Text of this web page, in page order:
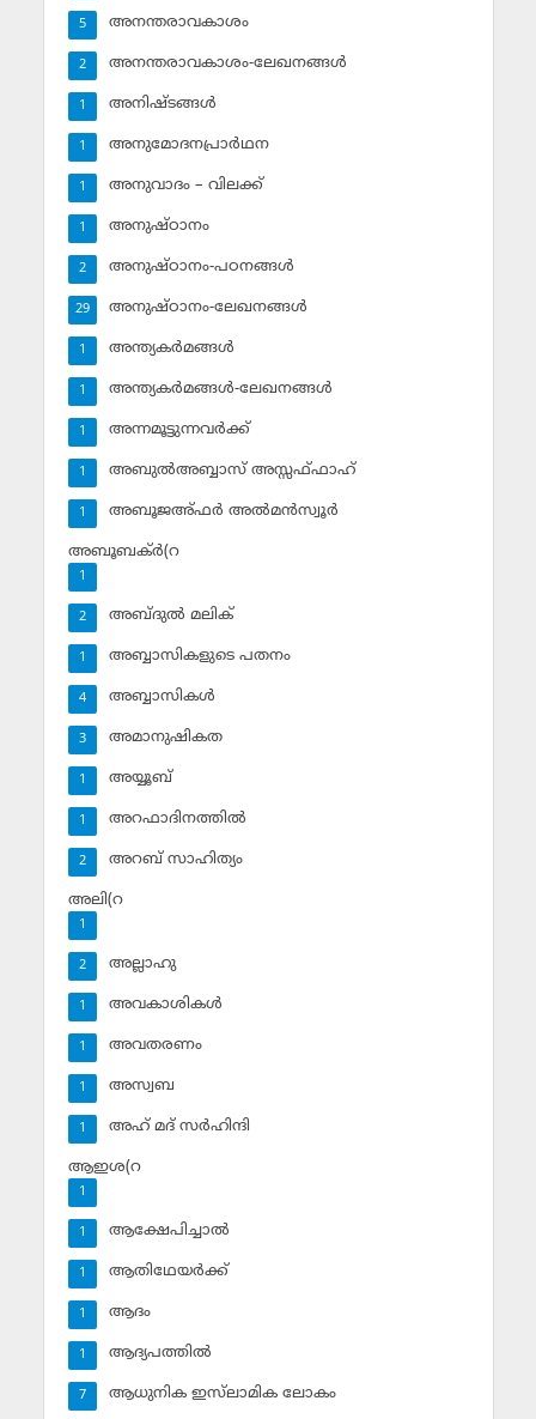
അനന്തരാവകാശം
5
അനന്തരാവകാശം-ലേഖനങ്ങള്‍
2
അനിഷ്ടങ്ങള്‍
1
അനുമോദനപ്രാര്‍ഥന
1
അനുവാദം – വിലക്ക്‌
1
അനുഷ്ഠാനം
1
അനുഷ്ഠാനം-പഠനങ്ങള്‍
2
അനുഷ്ഠാനം-ലേഖനങ്ങള്‍
29
അന്ത്യകര്‍മങ്ങള്‍
1
അന്ത്യകര്‍മങ്ങള്‍-ലേഖനങ്ങള്‍
1
അന്നമൂട്ടുന്നവര്‍ക്ക്
1
അബുല്‍അബ്ബാസ് അസ്സഫ്ഫാഹ്‌
1
അബൂജഅ്ഫര്‍ അല്‍മന്‍സ്വൂര്‍
1
അബൂബക്ര്‍(റ
1
അബ്ദുല്‍ മലിക്‌
2
അബ്ബാസികളുടെ പതനം
1
അബ്ബാസികള്‍
4
അമാനുഷികത
3
അയ്യൂബ്‌
1
അറഫാദിനത്തില്‍
1
അറബ് സാഹിത്യം
2
അലി(റ
1
അല്ലാഹു
2
അവകാശികള്‍
1
അവതരണം
1
അസ്വബ
1
അഹ് മദ് സര്‍ഹിന്ദി
1
ആഇശ(റ
1
ആക്ഷേപിച്ചാല്‍
1
ആതിഥേയര്‍ക്ക്
1
ആദം
1
ആദ്യപത്തില്‍
1
ആധുനിക ഇസ്‌ലാമിക ലോകം
7